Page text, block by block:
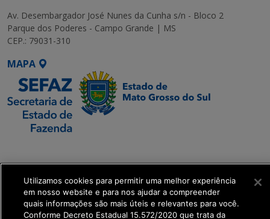
Av. Desembargador José Nunes da Cunha s/n - Bloco 2
Parque dos Poderes - Campo Grande | MS
CEP.: 79031-310
MAPA
Executiva de
Transformação Digital
get_footer();
Utilizamos cookies para permitir uma melhor experiência
em nosso website e para nos ajudar a compreender
quais informações são mais úteis e relevantes para você.
Conforme Decreto Estadual 15.572/2020 que trata da